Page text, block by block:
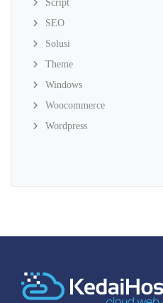
Script
SEO
Solusi
Theme
Windows
Woocommerce
Wordpress